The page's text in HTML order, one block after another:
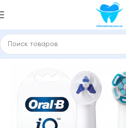
Главная Насадки для зубной